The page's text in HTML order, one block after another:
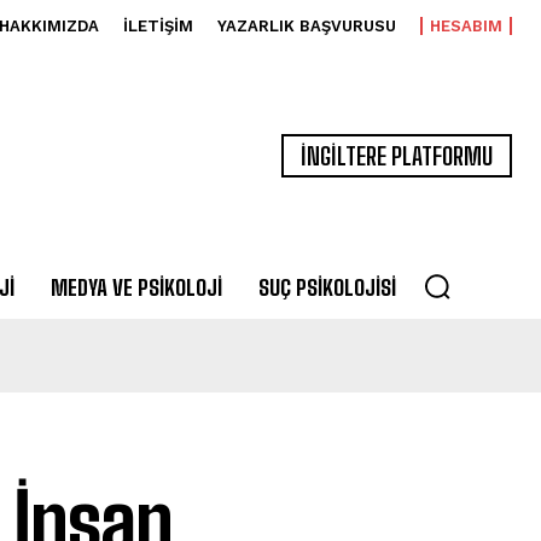
HAKKIMIZDA İLETIŞIM YAZARLIK BAŞVURUSU HESABIM
İNGİLTERE PLATFORMU
MEDYA VE PSIKOLOJI SUÇ PSIKOLOJISI